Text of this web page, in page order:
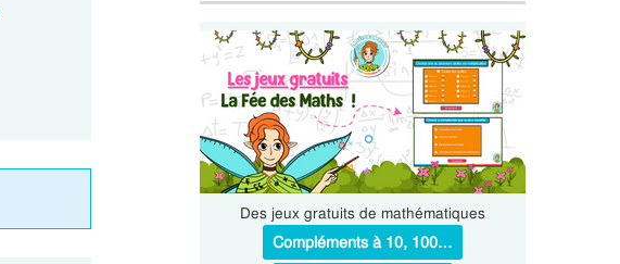
Des jeux gratuits de mathématiques
Compléments à 10, 100…